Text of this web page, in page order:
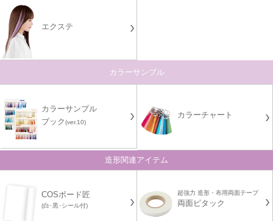
エクステ
カラーサンプル
カラーサンプル
ブック(ver.10)
カラーチャート
造形関連アイテム
COSボード匠
(白･黒･シール付)
超強力 造形・布用両面テープ
両面ピタック